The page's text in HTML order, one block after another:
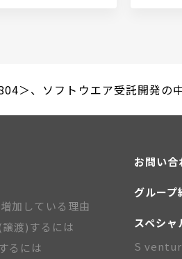
＞、ソフトウエア受託開発の
加している理由
渡)するには
るには
お問い合
グループ
スペシャ
S